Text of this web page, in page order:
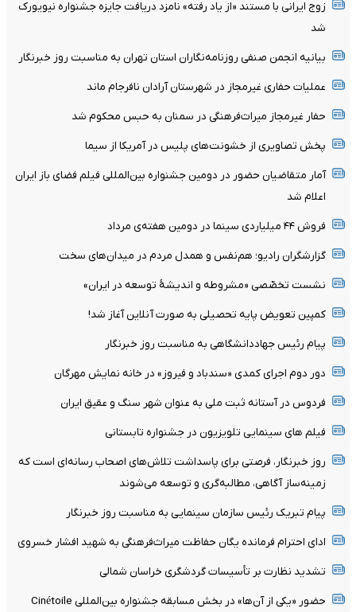
زوج ایرانی با مستند «از یاد رفته» نامزد دریافت جایزه جشنواره نیویورک
شد
بیانیه انجمن صنفی روزنامه‌نگاران استان تهران به مناسبت روز خبرنگار
عملیات حفاری غیرمجاز در شهرستان آرادان نافرجام ماند
حفار غیرمجاز میراث‌فرهنگی در سمنان به حبس محکوم شد
پخش تصاویری از خشونت‌های پلیس در آمریکا از سیما
آمار متقاضیان حضور در دومین جشنواره بین‌المللی فیلم فضای باز ایران
اعلام شد
فروش ۴۴ میلیاردی سینما در دومین هفته‌ی مرداد
گزارشگران رادیو؛ هم‌نفس و همدل مردم در میدان‌های سخت
نشست تخصّصی «مشروطه و اندیشۀ توسعه در ایران»
کمپین تعویض پایه تحصیلی به صورت آنلاین آغاز شد!
پیام رئیس جهاددانشگاهی به مناسبت روز خبرنگار
دور دوم اجرای کمدی «سندباد و فیروز» در خانه نمایش مهرگان
فردوس در آستانه ثبت ملی به عنوان شهر سنگ و عقیق ایران
فیلم های سینمایی تلویزیون در جشنواره تابستانی
روز خبرنگار، فرصتی برای پاسداشت تلاش‌های اصحاب رسانه‌ای است که
زمینه‌ساز آگاهی، مطالبه‌گری و توسعه می‌شوند
پیام تبریک رئیس سازمان سینمایی به مناسبت روز خبرنگار
ادای احترام فرمانده یگان حفاظت میراث‌فرهنگی به شهید افشار خسروی
تشدید نظارت بر تأسیسات گردشگری خراسان شمالی
حضور «یکی از آن‌ها» در بخش مسابقه جشنواره بین‌المللی Cinétoile